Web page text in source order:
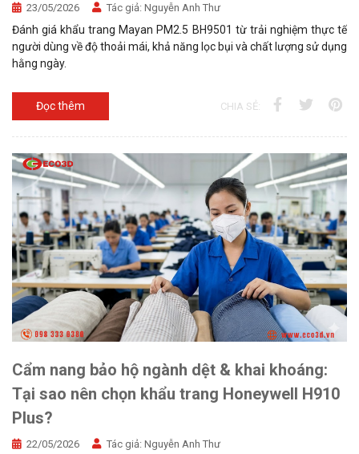
23/05/2026 Tác giả: Nguyễn Anh Thư
Đánh giá khẩu trang Mayan PM2.5 BH9501 từ trải nghiệm thực tế
người dùng về độ thoải mái, khả năng lọc bụi và chất lượng sử dụng
hằng ngày.
Đọc thêm CHIA SẺ:
Cẩm nang bảo hộ ngành dệt & khai khoáng:
Tại sao nên chọn khẩu trang Honeywell H910
Plus?
22/05/2026 Tác giả: Nguyễn Anh Thư